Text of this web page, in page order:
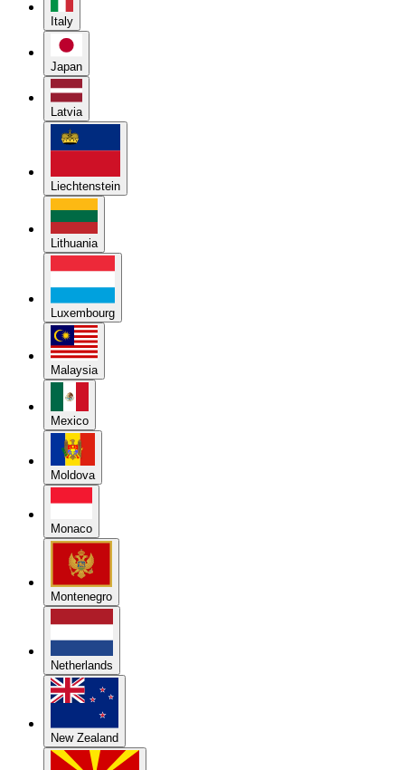
Italy
Japan
Latvia
Liechtenstein
Lithuania
Luxembourg
Malaysia
Mexico
Moldova
Monaco
Montenegro
Netherlands
New Zealand